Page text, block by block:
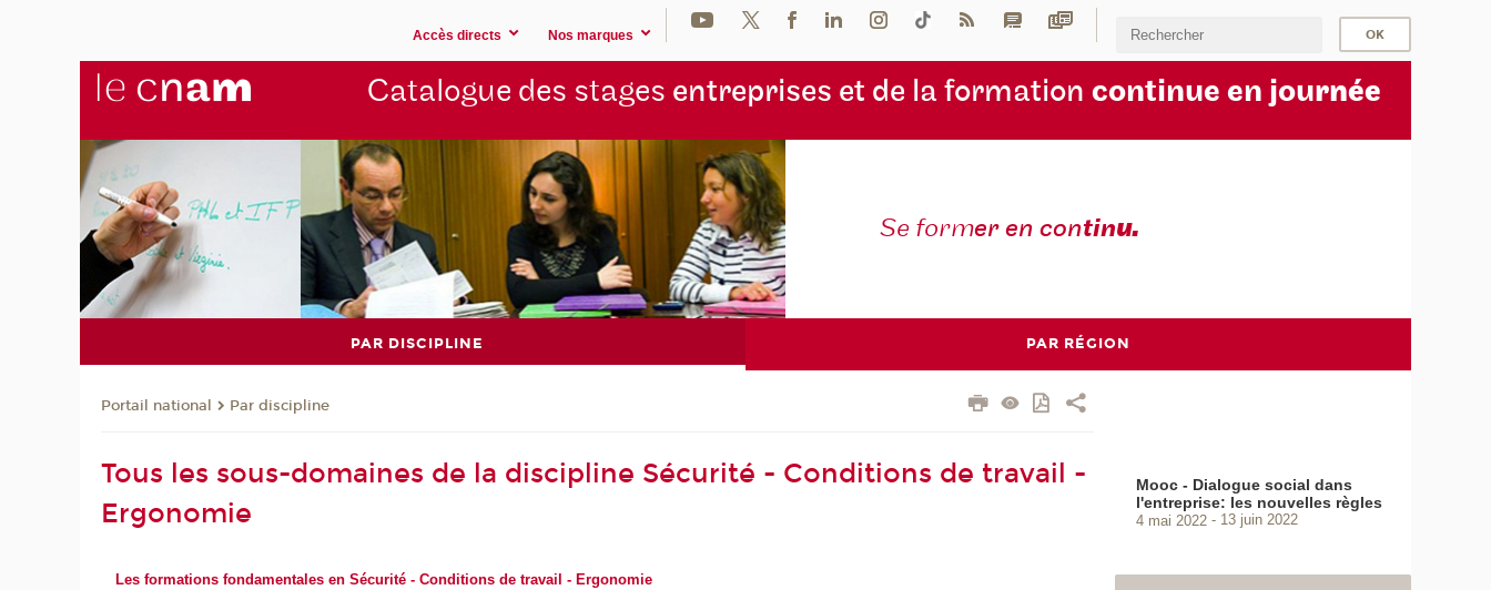
Accès directs Nos marques
Catalogue des stages entreprises et de la formation continue en journée
Se former en continu.
PAR DISCIPLINE PAR RÉGION
Portail national Par discipline
Tous les sous-domaines de la discipline Sécurité - Conditions de travail -
Ergonomie
Les formations fondamentales en Sécurité - Conditions de travail - Ergonomie
Mooc - Dialogue social dans
l'entreprise: les nouvelles règles
4 mai 2022 13 juin 2022